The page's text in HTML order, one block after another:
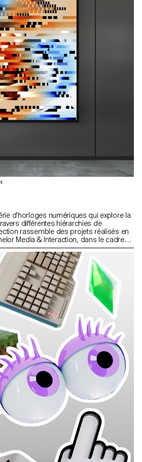
d’horloges numériques qui explore la
différentes hiérarchies de
rassemble des projets réalisés en
Media & Interaction, dans le cadre
dirigé par Angelo Benedetto.